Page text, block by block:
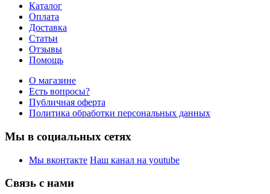
Каталог
Оплата
Доставка
Статьи
Отзывы
Помощь
О магазине
Есть вопросы?
Публичная оферта
Политика обработки персональных данных
Мы в социальных сетях
Мы вконтакте Наш канал на youtube
Связь с нами